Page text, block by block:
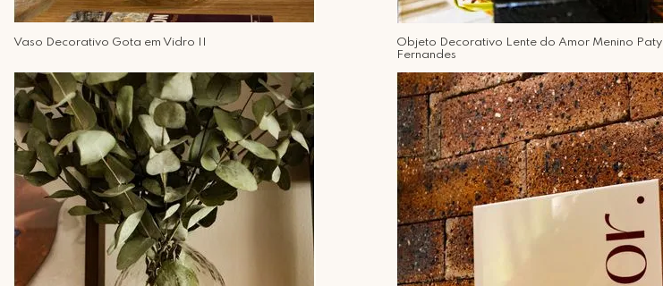
Vaso Decorativo Gota em Vidro II
Objeto Decorativo Lente do Amor Menino Paty
Fernandes